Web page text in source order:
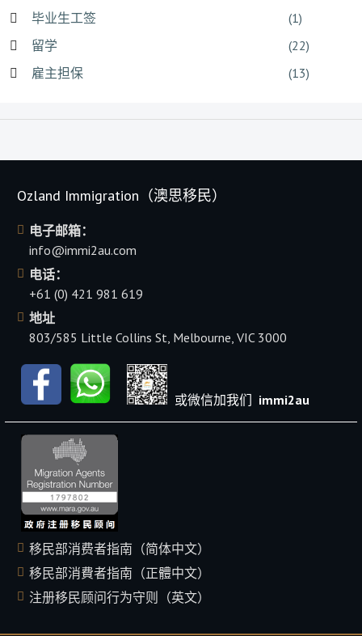
毕业生工签
(1)
留学
(22)
雇主担保
(13)
Ozland Immigration（澳思移民）
电子邮箱：
info@immi2au.com
电话：
+61 (0) 421 981 619
地址
803/585 Little Collins St, Melbourne, VIC 3000
或微信加我们 immi2au
移民部消费者指南（简体中文）
移民部消費者指南（正體中文）
注册移民顾问行为守则（英文）